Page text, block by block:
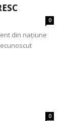
0
din națiune
0